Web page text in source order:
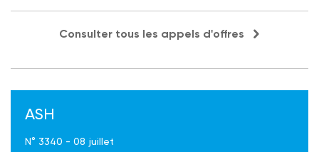
Consulter tous les appels d'offres
ASH
N° 3340 - 08 juillet